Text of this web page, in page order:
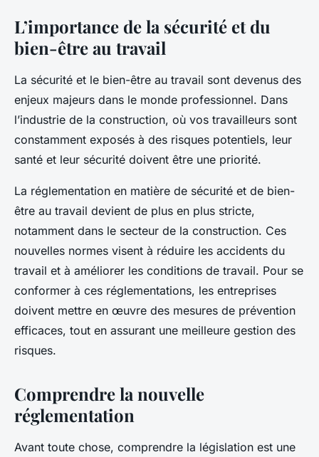
L’importance de la sécurité et du
bien-être au travail
La sécurité et le bien-être au travail sont devenus des
enjeux majeurs dans le monde professionnel. Dans
l’industrie de la construction, où vos travailleurs sont
constamment exposés à des risques potentiels, leur
santé et leur sécurité doivent être une priorité.
La réglementation en matière de sécurité et de bien-
être au travail devient de plus en plus stricte,
notamment dans le secteur de la construction. Ces
nouvelles normes visent à réduire les accidents du
travail et à améliorer les conditions de travail. Pour se
conformer à ces réglementations, les entreprises
doivent mettre en œuvre des mesures de prévention
efficaces, tout en assurant une meilleure gestion des
risques.
Comprendre la nouvelle
réglementation
Avant toute chose, comprendre la législation est une